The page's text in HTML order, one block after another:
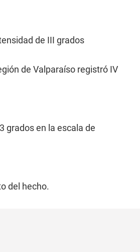
de III grados
de Valparaíso registró IV
grados en la escala de
del hecho.